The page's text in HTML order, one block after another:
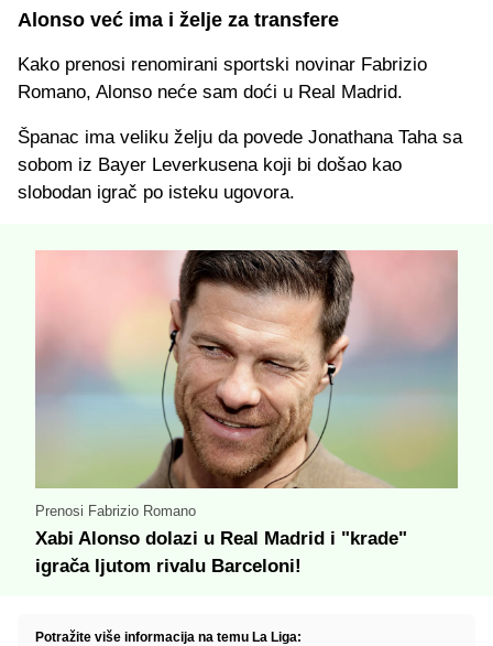
Alonso već ima i želje za transfere
Kako prenosi renomirani sportski novinar Fabrizio
Romano, Alonso neće sam doći u Real Madrid.
Španac ima veliku želju da povede Jonathana Taha sa
sobom iz Bayer Leverkusena koji bi došao kao
slobodan igrač po isteku ugovora.
Prenosi Fabrizio Romano
Xabi Alonso dolazi u Real Madrid i "krade"
igrača ljutom rivalu Barceloni!
Potražite više informacija na temu La Liga: